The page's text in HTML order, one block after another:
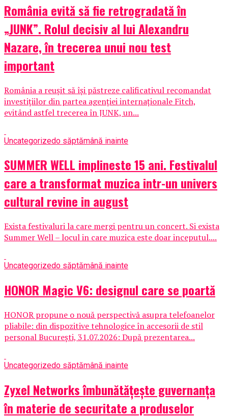
România evită să fie retrogradată în
„JUNK”. Rolul decisiv al lui Alexandru
Nazare, în trecerea unui nou test
important
România a reușit să își păstreze calificativul recomandat
investițiilor din partea agenției internaționale Fitch,
evitând astfel trecerea în JUNK, un...
Uncategorizedo săptămână inainte
SUMMER WELL implineste 15 ani. Festivalul
care a transformat muzica intr-un univers
cultural revine in august
Exista festivaluri la care mergi pentru un concert. Si exista
Summer Well – locul in care muzica este doar inceputul....
Uncategorizedo săptămână inainte
HONOR Magic V6: designul care se poartă
HONOR propune o nouă perspectivă asupra telefoanelor
pliabile: din dispozitive tehnologice în accesorii de stil
personal București, 31.07.2026: După prezentarea...
Uncategorizedo săptămână inainte
Zyxel Networks îmbunătățește guvernanța
în materie de securitate a produselor